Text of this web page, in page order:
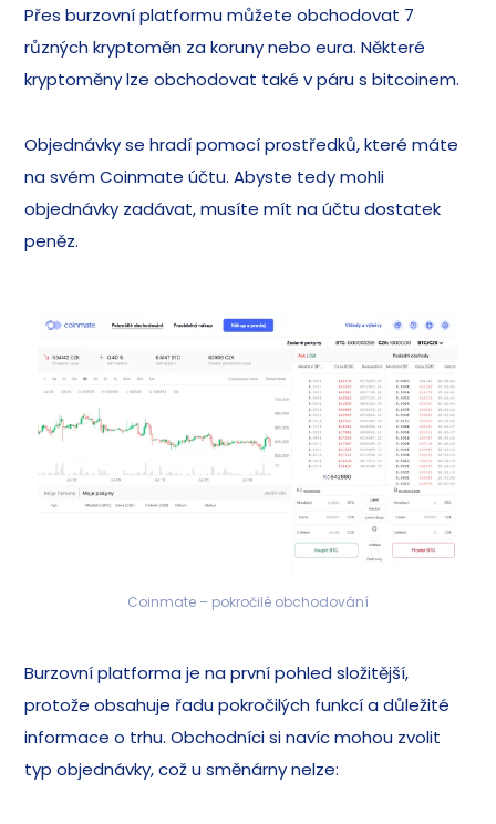
Přes burzovní platformu můžete obchodovat 7
různých kryptoměn za koruny nebo eura. Některé
kryptoměny lze obchodovat také v páru s bitcoinem.
Objednávky se hradí pomocí prostředků, které máte
na svém Coinmate účtu. Abyste tedy mohli
objednávky zadávat, musíte mít na účtu dostatek
peněz.
Coinmate – pokročilé obchodování
Burzovní platforma je na první pohled složitější,
protože obsahuje řadu pokročilých funkcí a důležité
informace o trhu. Obchodníci si navíc mohou zvolit
typ objednávky, což u směnárny nelze: